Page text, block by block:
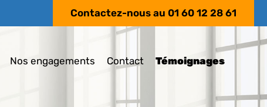
Contactez-nous au 01 60 12 28 61
Nos engagements Contact Témoignages